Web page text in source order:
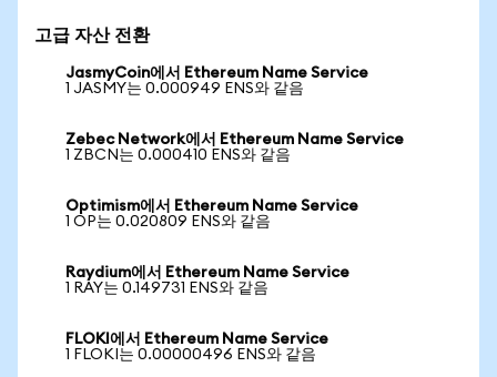
고급 자산 전환
JasmyCoin에서 Ethereum Name Service
1 JASMY는 0.000949 ENS와 같음
Zebec Network에서 Ethereum Name Service
1 ZBCN는 0.000410 ENS와 같음
Optimism에서 Ethereum Name Service
1 OP는 0.020809 ENS와 같음
Raydium에서 Ethereum Name Service
1 RAY는 0.149731 ENS와 같음
FLOKI에서 Ethereum Name Service
1 FLOKI는 0.00000496 ENS와 같음